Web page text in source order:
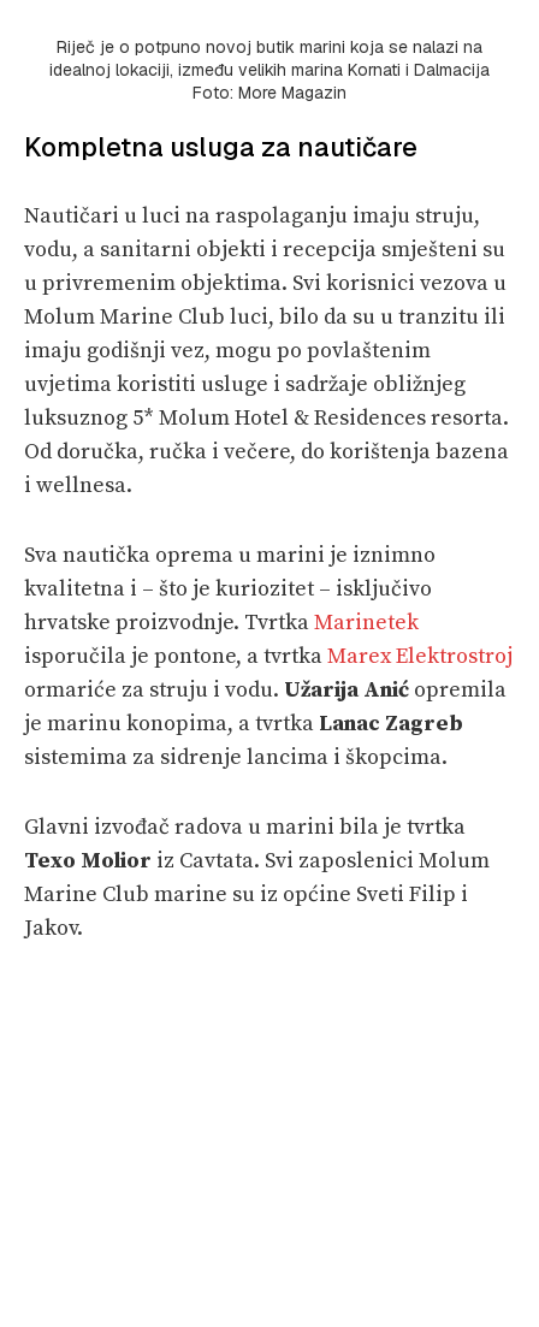
Riječ je o potpuno novoj butik marini koja se nalazi na
idealnoj lokaciji, između velikih marina Kornati i Dalmacija
Foto: More Magazin
Kompletna usluga za nautičare
Nautičari u luci na raspolaganju imaju struju,
vodu, a sanitarni objekti i recepcija smješteni su
u privremenim objektima. Svi korisnici vezova u
Molum Marine Club luci, bilo da su u tranzitu ili
imaju godišnji vez, mogu po povlaštenim
uvjetima koristiti usluge i sadržaje obližnjeg
luksuznog 5* Molum Hotel & Residences resorta.
Od doručka, ručka i večere, do korištenja bazena
i wellnesa.
Sva nautička oprema u marini je iznimno
kvalitetna i – što je kuriozitet – isključivo
hrvatske proizvodnje. TvrtkaMarinetek
isporučila je pontone, a tvrtkaMarex Elektrostroj
ormariće za struju i vodu. Užarija Anić opremila
je marinu konopima, a tvrtka Lanac Zagreb
sistemima za sidrenje lancima i škopcima.
Glavni izvođač radova u marini bila je tvrtka
Texo Molior iz Cavtata. Svi zaposlenici Molum
Marine Club marine su iz općine Sveti Filip i
Jakov.